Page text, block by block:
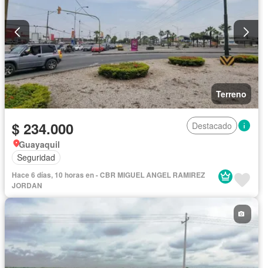
Terreno
$ 234.000
Destacado
Guayaquil
Seguridad
Hace 6 días, 10 horas en - CBR MIGUEL ANGEL RAMIREZ
JORDAN